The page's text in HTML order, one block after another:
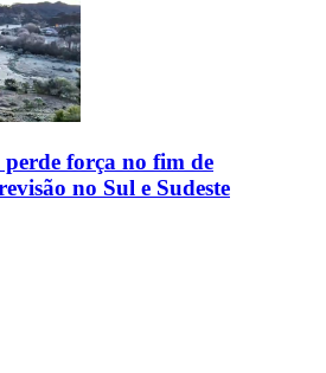
força no fim de
no Sul e Sudeste